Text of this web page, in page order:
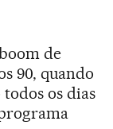
de
90, quando
os dias